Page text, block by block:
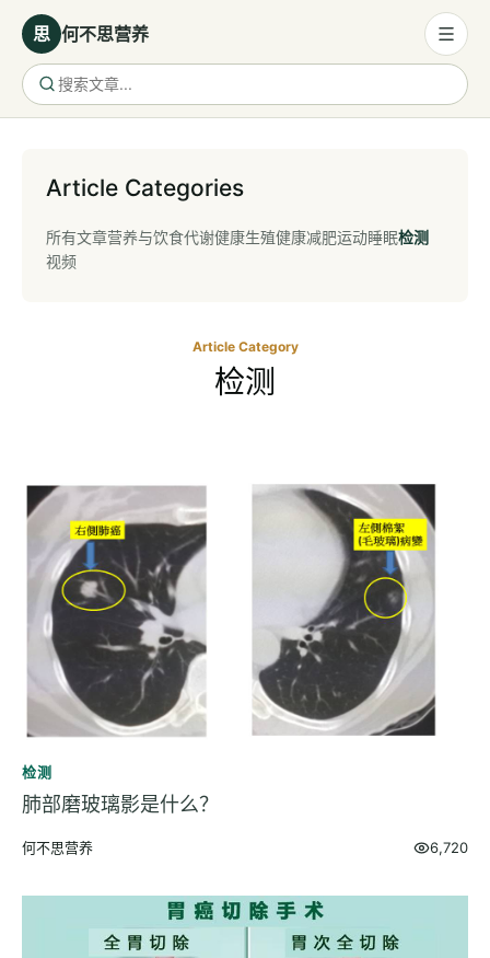
思 何不思营养
营养与饮食
保健食品
睡眠
指标解读
体检与复查
医学百科
视频
营养科普视频
运动营养视频
Article Category
检测
检测
肺部磨玻璃影是什么？
何不思营养 6,720
Article Categories
所有文章营养与饮食代谢健康生殖健康减肥运动睡眠检测
视频